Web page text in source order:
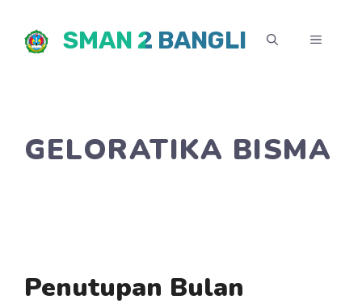
SMAN 2 BANGLI MENU
GELORATIKA BISMA
Penutupan Bulan